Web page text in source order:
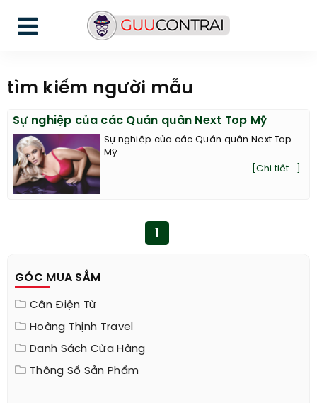
tìm kiếm người mẫu
Sự nghiệp của các Quán quân Next Top Mỹ
Sự nghiệp của các Quán quân Next Top
Mỹ
[Chi tiết...]
GÓC MUA SẮM
Cân Điện Tử
Hoàng Thịnh Travel
Danh Sách Cửa Hàng
Thông Số Sản Phẩm